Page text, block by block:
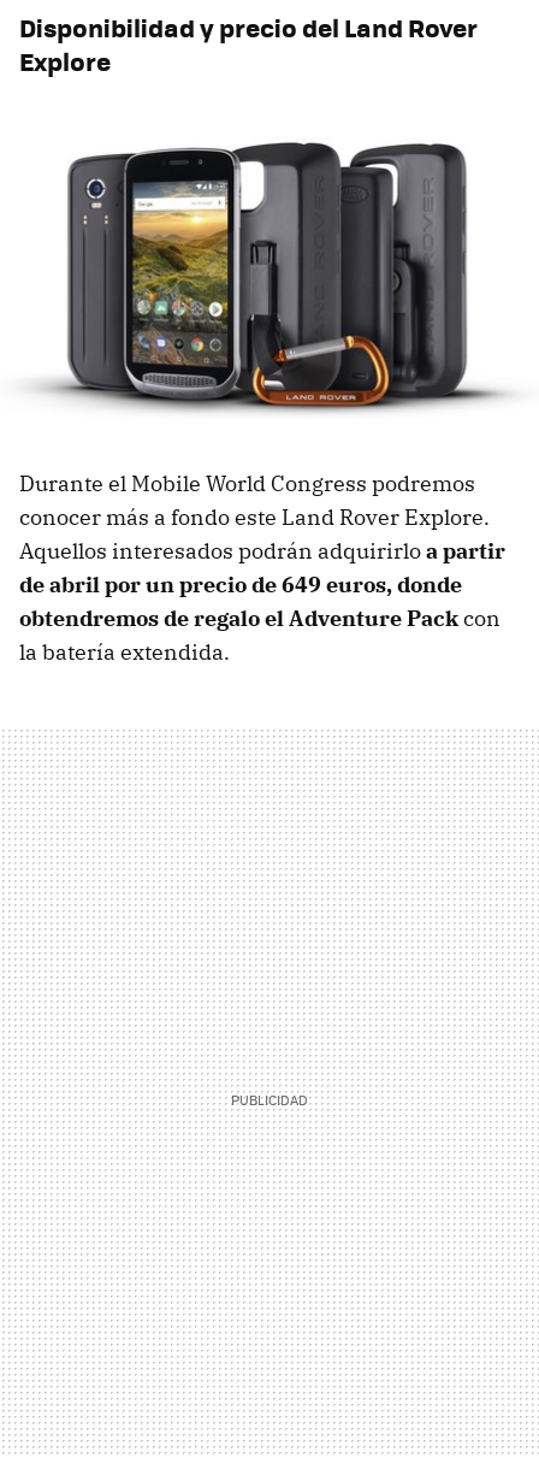
Disponibilidad y precio del Land Rover
Explore
Durante el Mobile World Congress podremos
conocer más a fondo este Land Rover Explore.
Aquellos interesados podrán adquirirloa partir
de abril por un precio de 649 euros, donde
obtendremos de regalo el Adventure Packcon
la batería extendida.